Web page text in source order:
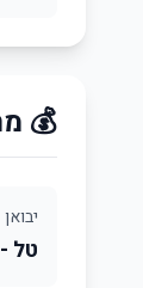
💰
יבואן
טל